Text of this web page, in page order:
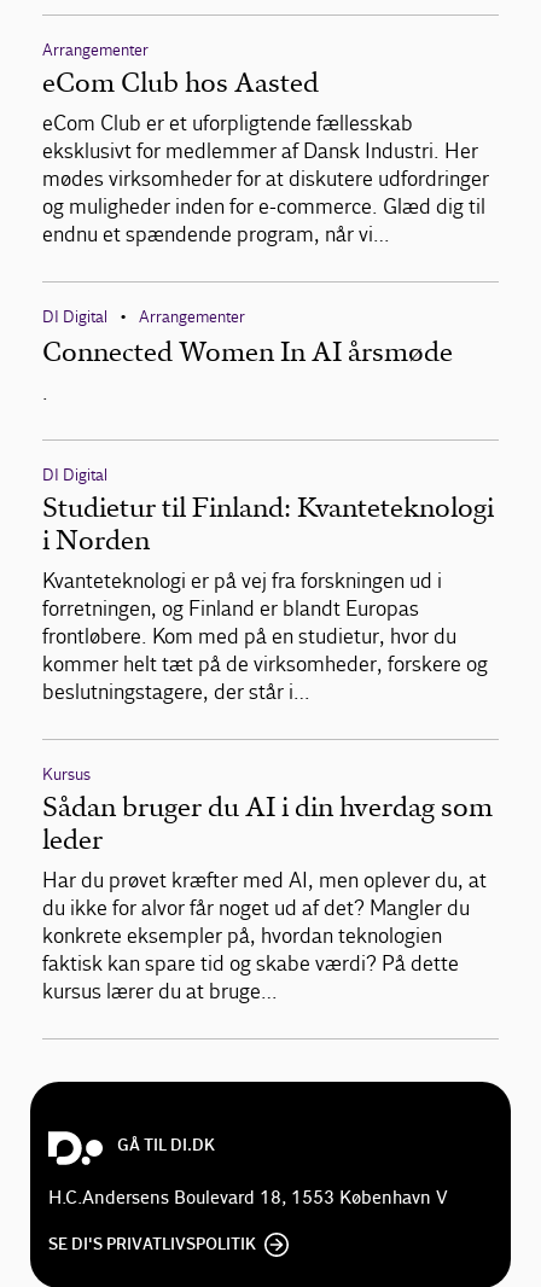
Arrangementer
eCom Club hos Aasted
eCom Club er et uforpligtende fællesskab
eksklusivt for medlemmer af Dansk Industri. Her
mødes virksomheder for at diskutere udfordringer
og muligheder inden for e-commerce. Glæd dig til
endnu et spændende program, når vi…
DI Digital • Arrangementer
Connected Women In AI årsmøde
.
DI Digital
Studietur til Finland: Kvanteteknologi
i Norden
Kvanteteknologi er på vej fra forskningen ud i
forretningen, og Finland er blandt Europas
frontløbere. Kom med på en studietur, hvor du
kommer helt tæt på de virksomheder, forskere og
beslutningstagere, der står i…
Kursus
Sådan bruger du AI i din hverdag som
leder
Har du prøvet kræfter med AI, men oplever du, at
du ikke for alvor får noget ud af det? Mangler du
konkrete eksempler på, hvordan teknologien
faktisk kan spare tid og skabe værdi? På dette
kursus lærer du at bruge…
GÅ TIL DI.DK
H.C.Andersens Boulevard 18, 1553 København V
SE DI'S PRIVATLIVSPOLITIK